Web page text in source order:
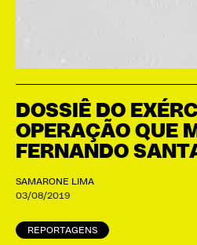
DOSSIÊ DO
OPERAÇÃO QUE
FERNANDO
SAMARONE LIMA
03/08/2019
REPORTAGENS